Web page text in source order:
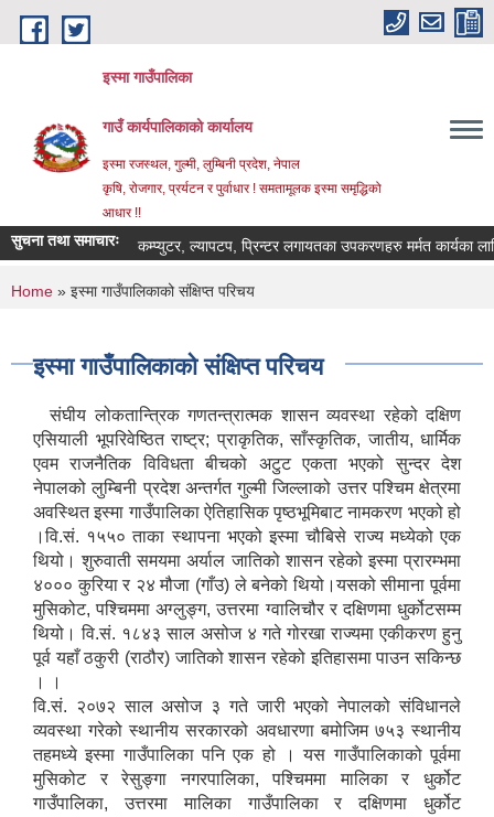
Skip to main content
इस्मा गाउँपालिका
गाउँ कार्यपालिकाको कार्यालय
इस्मा रजस्थल, गुल्मी, लुम्बिनी प्रदेश, नेपाल
कृषि, रोजगार, प्रर्यटन र पुर्वाधार ! समतामूलक इस्मा समृद्धिको
आधार !!
सुचना तथा समाचारःकम्प्युटर, ल्यापटप, प्रिन्टर लगायतका उपकरणहरु मर्मत कार्यका लागि
You are here
Home » इस्मा गाउँपालिकाको संक्षिप्त परिचय
इस्मा गाउँपालिकाको संक्षिप्त परिचय
संघीय लोकतान्त्रिक गणतन्त्रात्मक शासन व्यवस्था रहेको दक्षिण
एसियाली भूपरिवेष्ठित राष्ट्र; प्राकृतिक, साँस्कृतिक, जातीय, धार्मिक
एवम राजनैतिक विविधता बीचको अटुट एकता भएको सुन्दर देश
नेपालको लुम्बिनी प्रदेश अन्तर्गत गुल्मी जिल्लाको उत्तर पश्चिम क्षेत्रमा
अवस्थित इस्मा गाउँपालिका ऐतिहासिक पृष्ठभूमिबाट नामकरण भएको हो
।वि.सं. १५५० ताका स्थापना भएको इस्मा चौबिसे राज्य मध्येको एक
थियो। शुरुवाती समयमा अर्याल जातिको शासन रहेको इस्मा प्रारम्भमा
४००० कुरिया र २४ मौजा (गाँउ) ले बनेको थियो।यसको सीमाना पूर्वमा
मुसिकोट, पश्चिममा अग्लुङ्ग, उत्तरमा ग्वालिचौर र दक्षिणमा धुर्कोटसम्म
थियो। वि.सं. १८४३ साल असोज ४ गते गोरखा राज्यमा एकीकरण हुनु
पूर्व यहाँ ठकुरी (राठौर) जातिको शासन रहेको इतिहासमा पाउन सकिन्छ
। ।
वि.सं. २०७२ साल असोज ३ गते जारी भएको नेपालको संविधानले
व्यवस्था गरेको स्थानीय सरकारको अवधारणा बमोजिम ७५३ स्थानीय
तहमध्ये इस्मा गाउँपालिका पनि एक हो । यस गाउँपालिकाको पूर्वमा
मुसिकोट र रेसुङ्गा नगरपालिका, पश्चिममा मालिका र धुर्कोट
गाउँपालिका, उत्तरमा मालिका गाउँपालिका र दक्षिणमा धुर्कोट